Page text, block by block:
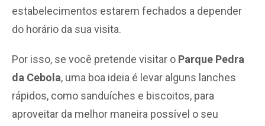
estabelecimentos estarem fechados a depender
do horário da sua visita.
Por isso, se você pretende visitar o Parque Pedra
da Cebola, uma boa ideia é levar alguns lanches
rápidos, como sanduíches e biscoitos, para
aproveitar da melhor maneira possível o seu